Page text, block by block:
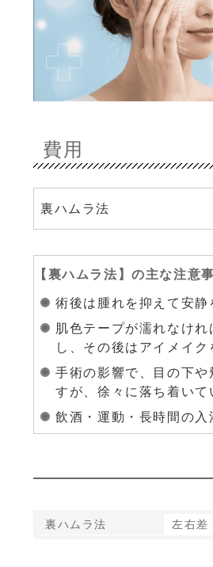
費用
裏ハムラ法
【 裏ハムラ法 】の主な注意
術後は腫れを抑えて安静
肌色テープが濡れなけ
し、その後はアイメイク
手術の影響で、目の下
すが、徐々に落ち着いて
飲酒・運動・長時間の
裏ハムラ法 左右